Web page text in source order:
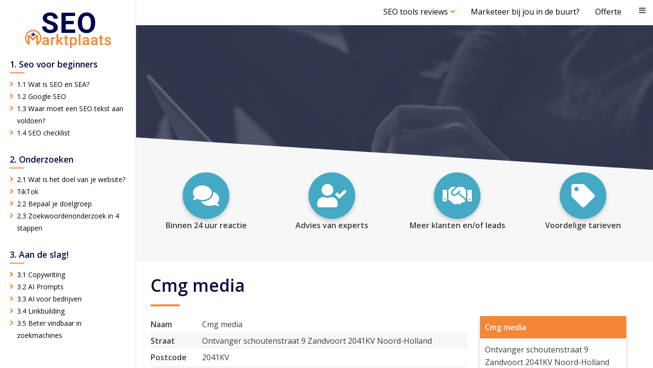
SEO tools reviews Marketeer bij jou in de buurt? Offerte
1. Seo voor beginners
1.1 Wat is SEO en SEA?
1.2 Google SEO
1.3 Waar moet een SEO tekst aan
voldoen?
1.4 SEO checklist
2. Onderzoeken
2.1 Wat is het doel van je website?
TikTok
2.2 Bepaal je doelgroep
2.3 Zoekwoordenonderzoek in 4
stappen
3. Aan de slag!
3.1 Copywriting
3.2 AI Prompts
3.3 AI voor bedrijven
3.4 Linkbuilding
3.5 Beter vindbaar in
zoekmachines
Binnen 24 uur reactie Advies van experts Meer klanten en/of leads Voordelige tarieven
Cmg media
Naam
Cmg media
Straat
Ontvanger schoutenstraat 9 Zandvoort 2041KV Noord-Holland
Postcode
2041KV
Cmg media
Ontvanger schoutenstraat 9
Zandvoort 2041KV Noord-Holland